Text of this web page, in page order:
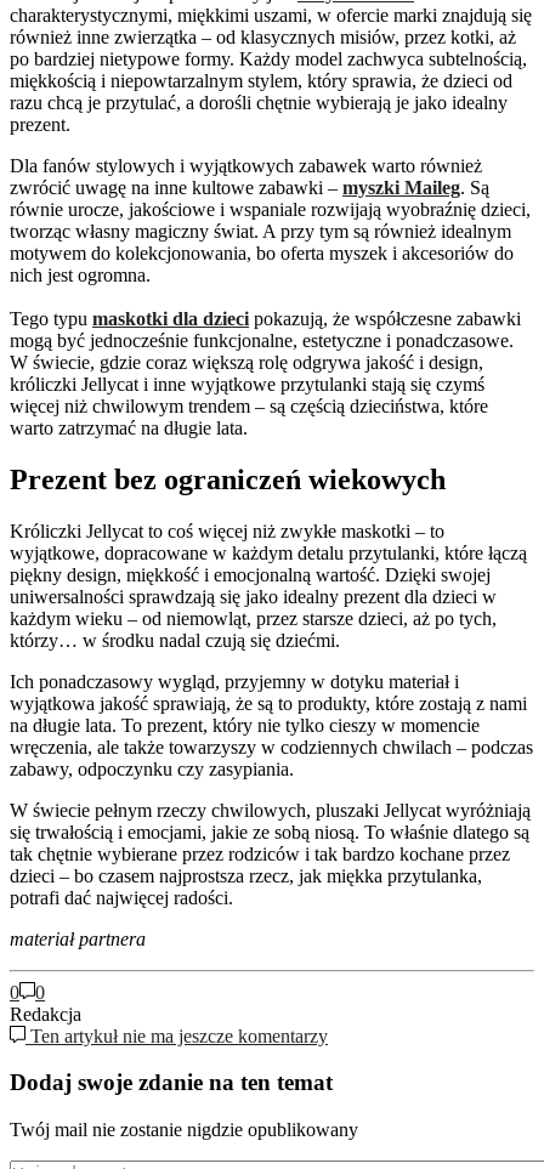
charakterystycznymi, miękkimi uszami, w ofercie marki znajdują się
również inne zwierzątka – od klasycznych misiów, przez kotki, aż
po bardziej nietypowe formy. Każdy model zachwyca subtelnością,
miękkością i niepowtarzalnym stylem, który sprawia, że dzieci od
razu chcą je przytulać, a dorośli chętnie wybierają je jako idealny
prezent.
Dla fanów stylowych i wyjątkowych zabawek warto również
zwrócić uwagę na inne kultowe zabawki – myszki Maileg. Są
równie urocze, jakościowe i wspaniale rozwijają wyobraźnię dzieci,
tworząc własny magiczny świat. A przy tym są również idealnym
motywem do kolekcjonowania, bo oferta myszek i akcesoriów do
nich jest ogromna.
Tego typu maskotki dla dzieci pokazują, że współczesne zabawki
mogą być jednocześnie funkcjonalne, estetyczne i ponadczasowe.
W świecie, gdzie coraz większą rolę odgrywa jakość i design,
króliczki Jellycat i inne wyjątkowe przytulanki stają się czymś
więcej niż chwilowym trendem – są częścią dzieciństwa, które
warto zatrzymać na długie lata.
Prezent bez ograniczeń wiekowych
Króliczki Jellycat to coś więcej niż zwykłe maskotki – to
wyjątkowe, dopracowane w każdym detalu przytulanki, które łączą
piękny design, miękkość i emocjonalną wartość. Dzięki swojej
uniwersalności sprawdzają się jako idealny prezent dla dzieci w
każdym wieku – od niemowląt, przez starsze dzieci, aż po tych,
którzy… w środku nadal czują się dziećmi.
Ich ponadczasowy wygląd, przyjemny w dotyku materiał i
wyjątkowa jakość sprawiają, że są to produkty, które zostają z nami
na długie lata. To prezent, który nie tylko cieszy w momencie
wręczenia, ale także towarzyszy w codziennych chwilach – podczas
zabawy, odpoczynku czy zasypiania.
W świecie pełnym rzeczy chwilowych, pluszaki Jellycat wyróżniają
się trwałością i emocjami, jakie ze sobą niosą. To właśnie dlatego są
tak chętnie wybierane przez rodziców i tak bardzo kochane przez
dzieci – bo czasem najprostsza rzecz, jak miękka przytulanka,
potrafi dać najwięcej radości.
materiał partnera
0
0
Redakcja
Ten artykuł nie ma jeszcze komentarzy
Dodaj swoje zdanie na ten temat
Twój mail nie zostanie nigdzie opublikowany